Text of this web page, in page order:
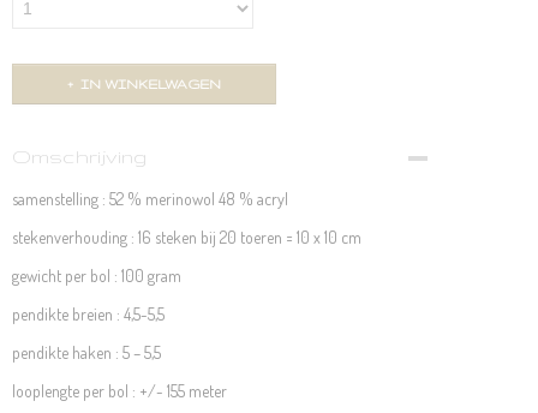
IN WINKELWAGEN
Omschrijving
samenstelling : 52 % merinowol 48 % acryl
stekenverhouding : 16 steken bij 20 toeren = 10 x 10 cm
gewicht per bol : 100 gram
pendikte breien : 4,5-5,5
pendikte haken : 5 – 5,5
looplengte per bol : +/- 155 meter